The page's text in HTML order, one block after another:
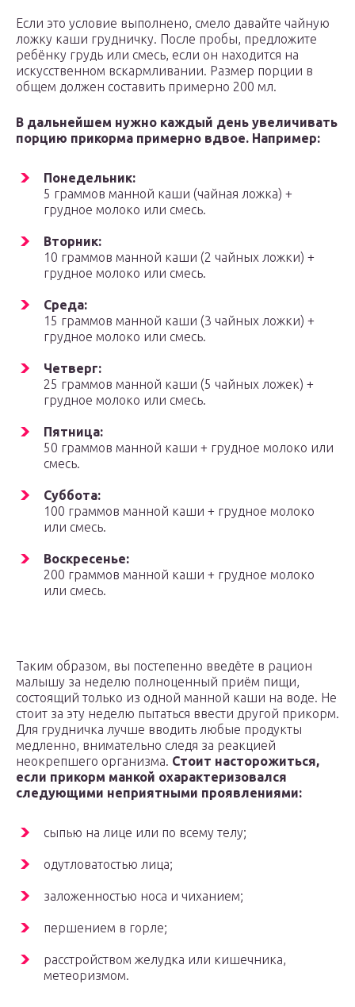
Если это условие выполнено, смело давайте чайную
ложку каши грудничку. После пробы, предложите
ребёнку грудь или смесь, если он находится на
искусственном вскармливании. Размер порции в
общем должен составить примерно 200 мл.
В дальнейшем нужно каждый день увеличивать
порцию прикорма примерно вдвое. Например:
Понедельник:
5 граммов манной каши (чайная ложка) +
грудное молоко или смесь.
Вторник:
10 граммов манной каши (2 чайных ложки) +
грудное молоко или смесь.
Среда:
15 граммов манной каши (3 чайных ложки) +
грудное молоко или смесь.
Четверг:
25 граммов манной каши (5 чайных ложек) +
грудное молоко или смесь.
Пятница:
50 граммов манной каши + грудное молоко или
смесь.
Суббота:
100 граммов манной каши + грудное молоко
или смесь.
Воскресенье:
200 граммов манной каши + грудное молоко
или смесь.
Таким образом, вы постепенно введёте в рацион
малышу за неделю полноценный приём пищи,
состоящий только из одной манной каши на воде. Не
стоит за эту неделю пытаться ввести другой прикорм.
Для грудничка лучше вводить любые продукты
медленно, внимательно следя за реакцией
неокрепшего организма. Стоит насторожиться,
если прикорм манкой охарактеризовался
следующими неприятными проявлениями:
сыпью на лице или по всему телу;
одутловатостью лица;
заложенностью носа и чиханием;
першением в горле;
расстройством желудка или кишечника,
метеоризмом.